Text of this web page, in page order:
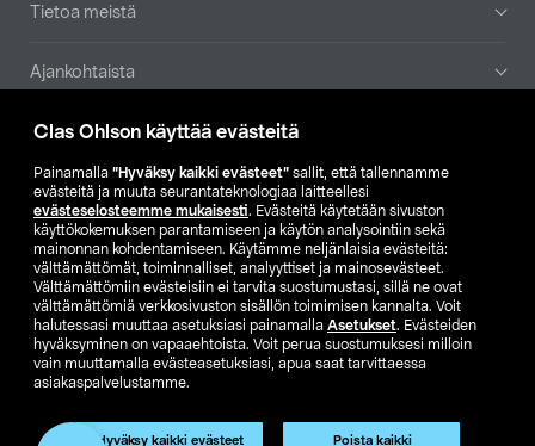
Clas Ohlson käyttää evästeitä
Painamalla ”Hyväksy kaikki evästeet” sallit, että tallennamme
evästeitä ja muuta seurantateknologiaa laitteellesi
evästeselosteemme mukaisesti. Evästeitä käytetään sivuston
käyttökokemuksen parantamiseen ja käytön analysointiin sekä
mainonnan kohdentamiseen. Käytämme neljänlaisia evästeitä:
välttämättömät, toiminnalliset, analyyttiset ja mainosevästeet.
Välttämättömiin evästeisiin ei tarvita suostumustasi, sillä ne ovat
välttämättömiä verkkosivuston sisällön toimimisen kannalta. Voit
halutessasi muuttaa asetuksiasi painamalla Asetukset. Evästeiden
hyväksyminen on vapaaehtoista. Voit perua suostumuksesi milloin
vain muuttamalla evästeasetuksiasi, apua saat tarvittaessa
asiakaspalvelustamme.
Hyväksy kaikki evästeet Poista kaikki
Tietoa meistä
Ajankohtaista
Muut yrityksemme
Etsi myymälä
SE NO FI
FI SV